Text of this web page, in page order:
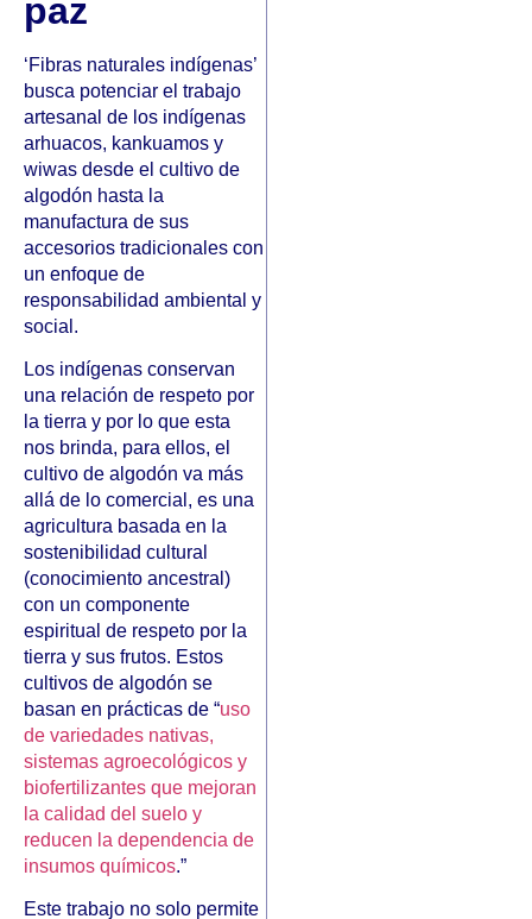
paz
‘Fibras naturales indígenas’
busca potenciar el trabajo
artesanal de los indígenas
arhuacos, kankuamos y
wiwas desde el cultivo de
algodón hasta la
manufactura de sus
accesorios tradicionales con
un enfoque de
responsabilidad ambiental y
social.
Los indígenas conservan
una relación de respeto por
la tierra y por lo que esta
nos brinda, para ellos, el
cultivo de algodón va más
allá de lo comercial, es una
agricultura basada en la
sostenibilidad cultural
(conocimiento ancestral)
con un componente
espiritual de respeto por la
tierra y sus frutos. Estos
cultivos de algodón se
basan en prácticas de “uso
de variedades nativas,
sistemas agroecológicos y
biofertilizantes que mejoran
la calidad del suelo y
reducen la dependencia de
insumos químicos.”
Este trabajo no solo permite